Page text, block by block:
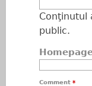
Conţinutul
public.
Comment *